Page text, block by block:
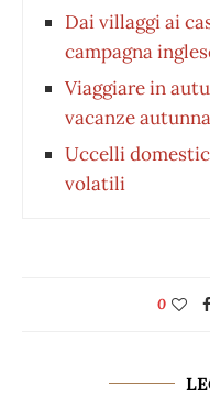
Dai villaggi ai
campagna
Viaggiare in
vacanze
Uccelli
volatili
0